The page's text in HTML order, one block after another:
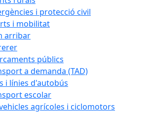
i protecció civil
i mobilitat
arribar
públics
a demanda (TAD)
i línies d'autobús
escolar
agrícoles i ciclomotors